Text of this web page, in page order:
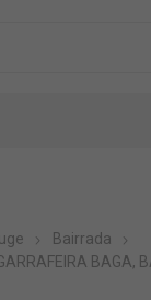
Bairrada
BAGA,